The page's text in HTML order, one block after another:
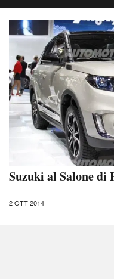
Suzuki al Salone di
2 OTT 2014